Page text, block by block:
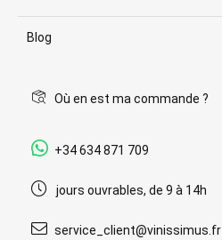
Blog
Où en est ma commande ?
+34 634 871 709
jours ouvrables, de 9 à 14h
service_client@vinissimus.fr